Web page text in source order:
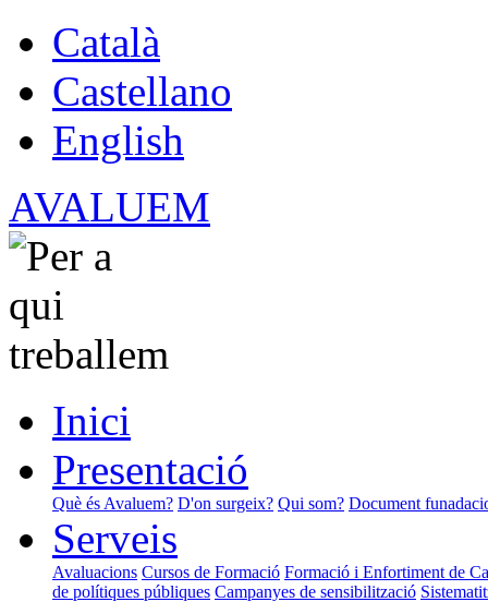
Català
Castellano
English
AVALUEM
Inici
Presentació
Què és Avaluem? D'on surgeix? Qui som? Document
Serveis
Avaluacions Cursos de Formació Formació i Enfortiment de
de polítiques públiques Campanyes de sensibilització